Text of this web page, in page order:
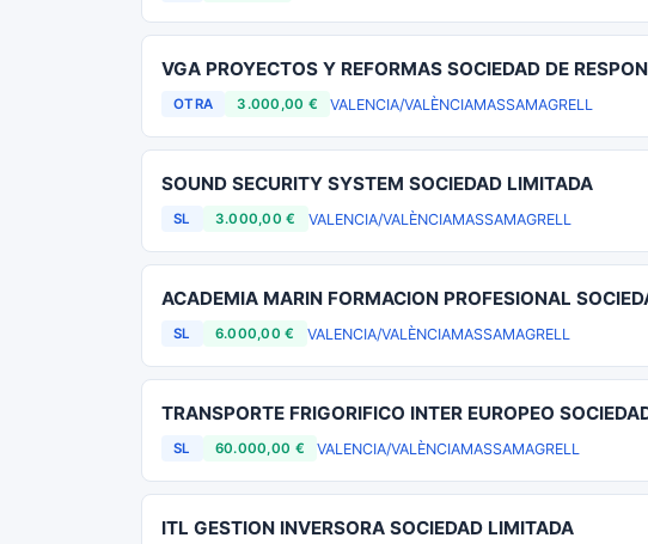
VGA PROYECTOS Y REFORMAS SOCIEDAD DE
OTRA 3.000,00 € VALENCIA/VALÈNCIAMASSAMAGRELL
SOUND SECURITY SYSTEM SOCIEDAD LIMITADA
SL 3.000,00 € VALENCIA/VALÈNCIAMASSAMAGRELL
ACADEMIA MARIN FORMACION PROFESIONAL
SL 6.000,00 € VALENCIA/VALÈNCIAMASSAMAGRELL
TRANSPORTE FRIGORIFICO INTER EUROPEO
SL 60.000,00 € VALENCIA/VALÈNCIAMASSAMAGRELL
ITL GESTION INVERSORA SOCIEDAD LIMITADA